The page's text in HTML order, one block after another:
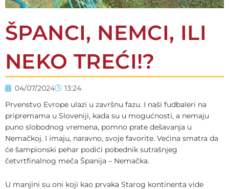
ŠPANCI, NEMCI, ILI
NEKO TREĆI!?
04/07/2024
13:24
Prvenstvo Evrope ulazi u završnu fazu. I naši fudbaleri na
pripremama u Sloveniji, kada su u mogućnosti, a nemaju
puno slobodnog vremena, pomno prate dešavanja u
Nemačkoj. I imaju, naravno, svoje favorite. Većina smatra da
će šampionski pehar podići pobednik sutrašnjeg
četvrtfinalnog meča Španija – Nemačka.
U manjini su oni koji kao prvaka Starog kontinenta vide